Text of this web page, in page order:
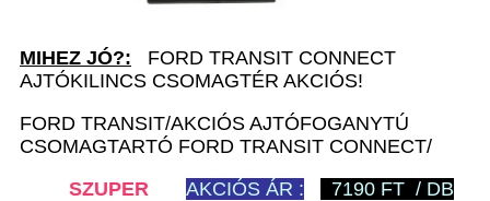
MIHEZ JÓ?: FORD TRANSIT CONNECT
AJTÓKILINCS CSOMAGTÉR AKCIÓS!
FORD TRANSIT/AKCIÓS AJTÓFOGANYTÚ
CSOMAGTARTÓ FORD TRANSIT CONNECT/
SZUPER
AKCIÓS ÁR :
7190 FT / DB